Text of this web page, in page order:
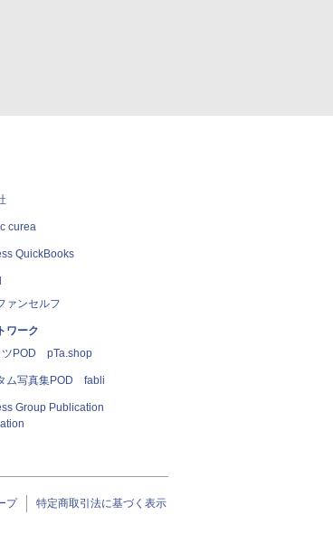
curea
QuickBooks
ァンセルフ
ワーク
ツPOD pTa.shop
ム写真集POD fabli
Group Publication
プ 特定商取引法に基づく表示